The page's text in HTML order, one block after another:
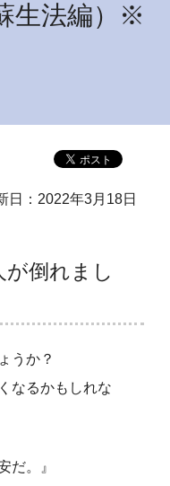
生法編）※
日：2022年3月18日
倒れまし
うか？
なるかもしれな
だ。』